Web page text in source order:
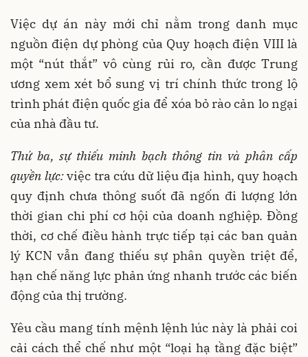
Việc dự án này mới chỉ nằm trong danh mục
nguồn điện dự phòng của Quy hoạch điện VIII là
một “nút thắt” vô cùng rủi ro, cần được Trung
ương xem xét bổ sung vị trí chính thức trong lộ
trình phát điện quốc gia để xóa bỏ rào cản lo ngại
của nhà đầu tư.
Thứ ba, sự thiếu minh bạch thông tin và phân cấp
quyền lực:việc tra cứu dữ liệu địa hình, quy hoạch
quy định chưa thông suốt đã ngốn đi lượng lớn
thời gian chi phí cơ hội của doanh nghiệp. Đồng
thời, cơ chế điều hành trực tiếp tại các ban quản
lý KCN vẫn đang thiếu sự phân quyền triệt để,
hạn chế năng lực phản ứng nhanh trước các biến
động của thị trường.
Yêu cầu mang tính mệnh lệnh lúc này là phải coi
cải cách thể chế như một “loại hạ tầng đặc biệt”